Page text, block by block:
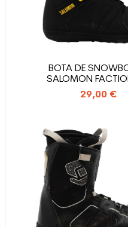
BOTA DE
SALOMON
29,00 €